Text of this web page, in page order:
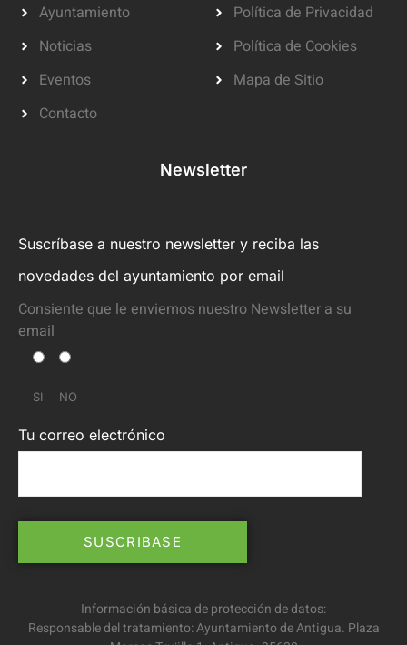
Ayuntamiento
Noticias
Eventos
Contacto
Política de Privacidad
Política de Cookies
Mapa de Sitio
Newsletter
Suscríbase a nuestro newsletter y reciba las
novedades del ayuntamiento por email
Consiente que le enviemos nuestro Newsletter a su
email
SI NO
Tu correo electrónico
Información básica de protección de datos:
Responsable del tratamiento: Ayuntamiento de Antigua. Plaza